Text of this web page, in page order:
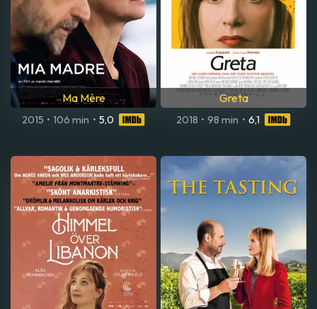
Ma Mère
2015 • 106 min • 5,0
Greta
2018 • 98 min • 6,1